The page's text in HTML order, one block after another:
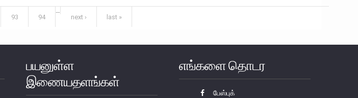
93 94
next ›
last »
பயனுள்ள
இணையதளங்கள்
எங்களை தொடர
பேஸ்புக்